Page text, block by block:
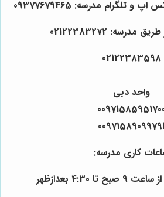
تلگرام مدرسه: 09377679465
02122383272
02122383598
واحد دبی
کاری مدرسه:
4:30 بعدازظهر